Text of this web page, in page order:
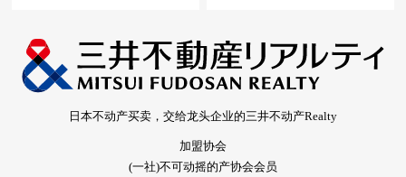
日本不动产买卖，交给龙头企业的三井不动产Realty
加盟协会
(一社)不可动摇的产协会会员